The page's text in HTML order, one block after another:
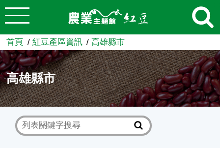
跳到主要內容
農業知識入口網
首頁 紅豆產區資訊 高雄縣市
高雄縣市